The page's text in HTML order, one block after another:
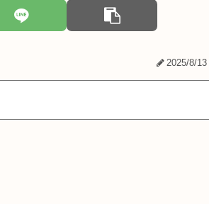
2025/8/13